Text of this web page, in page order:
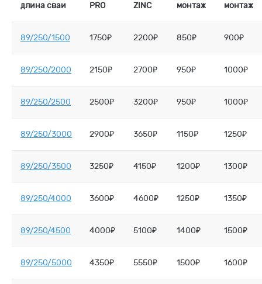
длина сваи PRO ZINC монтаж монтаж
89/250/1500 1750₽ 2200₽ 850₽ 900₽
89/250/2000 2150₽ 2700₽ 950₽ 1000₽
89/250/2500 2500₽ 3200₽ 950₽ 1000₽
89/250/3000 2900₽ 3650₽ 1150₽ 1250₽
89/250/3500 3250₽ 4150₽ 1200₽ 1300₽
89/250/4000 3600₽ 4600₽ 1250₽ 1350₽
89/250/4500 4000₽ 5100₽ 1400₽ 1500₽
89/250/5000 4350₽ 5550₽ 1500₽ 1600₽